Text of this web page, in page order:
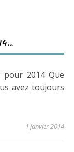
avez toujours
1 janvier 2014